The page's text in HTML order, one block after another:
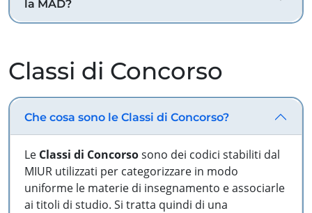
la MAD?
Classi di Concorso
Che cosa sono le Classi di Concorso?
Le Classi di Concorsosono dei codici stabiliti dal
MIUR utilizzati per categorizzare in modo
uniforme le materie di insegnamento e associarle
ai titoli di studio. Si tratta quindi di una